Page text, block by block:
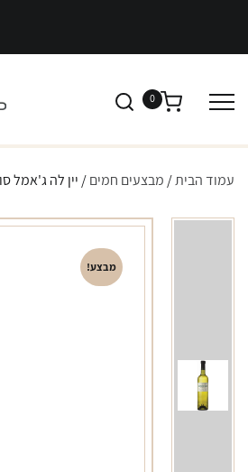
0
עמוד הבית/ מבצעים חמים/ יין לה ג'אמל
מבצע!